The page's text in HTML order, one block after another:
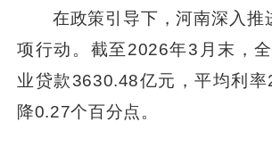
在政策引导下，河南深入推
项行动。截至2026年3月末，
业贷款3630.48亿元，平均利
降0.27个百分点。